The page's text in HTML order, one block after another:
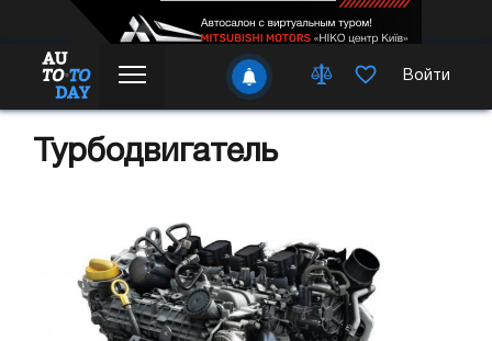
Войти
Турбодвигатель